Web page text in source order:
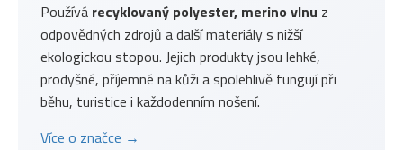
Používá recyklovaný polyester, merino vlnu z
odpovědných zdrojů a další materiály s nižší
ekologickou stopou. Jejich produkty jsou lehké,
prodyšné, příjemné na kůži a spolehlivě fungují při
běhu, turistice i každodenním nošení.
Více o značce →